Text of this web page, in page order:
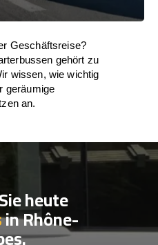
Geschäftsreise?
gehört zu
wissen, wie wichtig
geräumige
an.
heute
in Rhône-